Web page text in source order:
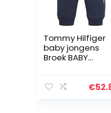
Tommy Hilfiger
baby jongens
Broek BABY
€